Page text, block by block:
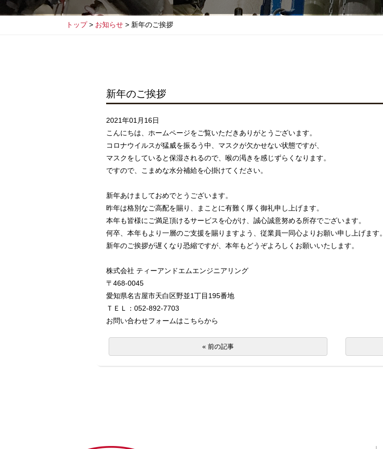
トップ お知らせ 新年のご挨拶
新年のご挨拶
2021年01月16日
こんにちは、ホームページをご覧いただきありがとうございます。
コロナウイルスが猛威を振るう中、マスクが欠かせない状態ですが、
マスクをしていると保湿されるので、喉の渇きを感じずらくなります。
ですので、こまめな水分補給を心掛けてください。
新年あけましておめでとうございます。
昨年は格別なご高配を賜り、まことに有難く厚く御礼申し上げます。
本年も皆様にご満足頂けるサービスを心がけ、誠心誠意努める所存でございます。
何卒、本年もより一層のご支援を賜りますよう、従業員一同心よりお願い申し上げます。
新年のご挨拶が遅くなり恐縮ですが、本年もどうぞよろしくお願いいたします。
株式会社 ティーアンドエムエンジニアリング
〒468-0045
愛知県名古屋市天白区野並1丁目195番地
ＴＥＬ：052-892-7703
お問い合わせフォームはこちらから
« 前の記事